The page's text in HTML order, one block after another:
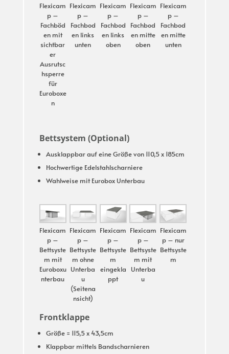
Flexicam
p –
Fachböd
en mit
sichtbar
er
Ausrutsc
hsperre
für
Euroboxe
n
Flexicam
p –
Fachbod
en links
unten
Flexicam
p –
Fachbod
en links
oben
Flexicam
p –
Fachbod
en mitte
oben
Flexicam
p –
Fachbod
en mitte
unten
Bettsystem (Optional)
Ausklappbar auf eine Größe von 110,5 x 185cm
Hochwertige Edelstahlscharniere
Wahlweise mit Eurobox Unterbau
Flexicam
p –
Bettsyste
m mit
Euroboxu
nterbau
Flexicam
p –
Bettsyste
m ohne
Unterba
u
(Seitena
nsicht)
Flexicam
p –
Bettsyste
m
eingekla
ppt
Flexicam
p –
Bettsyste
m mit
Unterba
u
Flexicam
p – nur
Bettsyste
m
Frontklappe
Größe = 115,5 x 43,5cm
Klappbar mittels Bandscharnieren